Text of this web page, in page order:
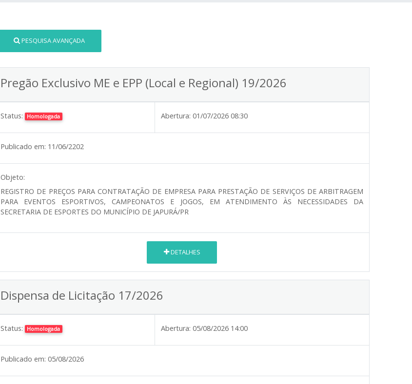
PESQUISA AVANÇADA
Pregão Exclusivo ME e EPP (Local e Regional) 19/2026
Status: Homologada Abertura: 01/07/2026 08:30
Publicado em: 11/06/2202
Objeto:
REGISTRO DE PREÇOS PARA CONTRATAÇÃO DE EMPRESA PARA PRESTAÇÃO DE SERVIÇOS DE ARBITRAGEM
PARA EVENTOS ESPORTIVOS, CAMPEONATOS E JOGOS, EM ATENDIMENTO ÀS NECESSIDADES DA
SECRETARIA DE ESPORTES DO MUNICÍPIO DE JAPURÁ/PR
DETALHES
Dispensa de Licitação 17/2026
Status: Homologada Abertura: 05/08/2026 14:00
Publicado em: 05/08/2026